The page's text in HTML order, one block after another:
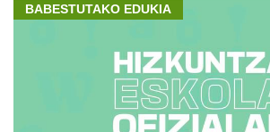
BABESTUTAKO EDUKIA